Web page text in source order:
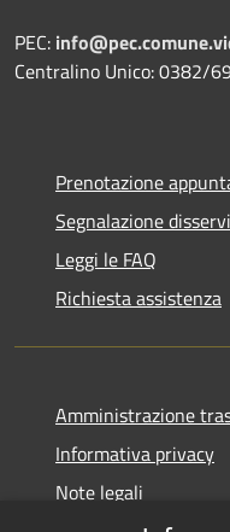
PEC:
Centralino Unico: 0382/
Prenotazione
Segnalazione
Leggi le FAQ
Richiesta assistenza
Amministrazione
Informativa privacy
Note legali